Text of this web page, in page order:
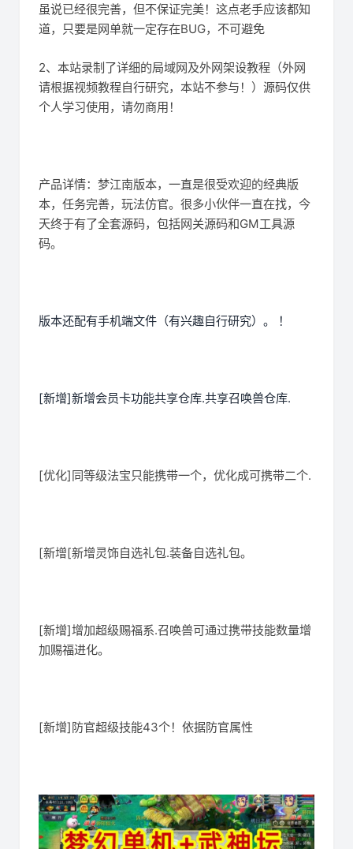
虽说已经很完善，但不保证完美！这点老手应该都知
道，只要是网单就一定存在BUG，不可避免
2、本站录制了详细的局域网及外网架设教程（外网
请根据视频教程自行研究，本站不参与！）源码仅供
个人学习使用，请勿商用！
产品详情：梦江南版本，一直是很受欢迎的经典版
本，任务完善，玩法仿官。很多小伙伴一直在找，今
天终于有了全套源码，包括网关源码和GM工具源
码。
版本还配有手机端文件（有兴趣自行研究）。 ！
[新增]新增会员卡功能共享仓库.共享召唤兽仓库.
[优化]同等级法宝只能携带一个，优化成可携带二个.
[新增[新增灵饰自选礼包.装备自选礼包。
[新增]增加超级赐福系.召唤兽可通过携带技能数量增
加赐福进化。
[新增]防官超级技能43个！依据防官属性